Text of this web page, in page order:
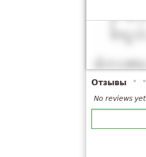
Отзывы
No reviews yet